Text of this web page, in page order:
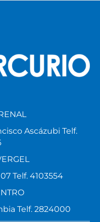
Ascázubi Telf.
Telf. 4103554
Telf. 2824000